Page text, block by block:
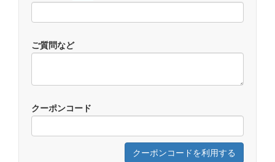
ご質問など
クーポンコード
クーポンコードを利用する